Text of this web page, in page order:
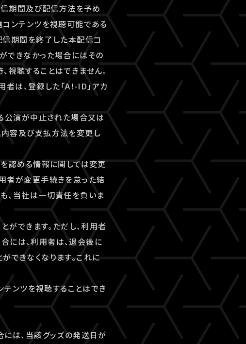
期間及び配信方法を予め
コンテンツを視聴可能である
信期間を終了した本配信コ
できなかった場合にはその
聴することはできません。
は、登録した「A!-ID」アカ
公演が中止された場合又は
内容及び支払方法を変更し
認める情報に関しては変更
者が変更手続きを怠った結
、当社は一切責任を負いま
ができます。ただし、利用者
には、利用者は、退会後に
できなくなります。これに
ンツを視聴することはでき
には、当該グッズの発送日が